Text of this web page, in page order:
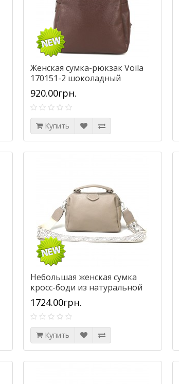
Женская сумка-рюкзак Voila
170151-2 шоколадный
920.00грн.
Купить
Небольшая женская сумка
кросс-боди из натуральной
кожи Borsacomoda 812018
мокко
1724.00грн.
Купить